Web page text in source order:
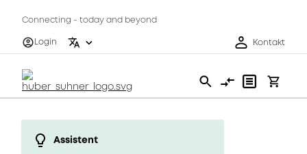
Connecting - today and beyond
Login
Kontakt
Assistent